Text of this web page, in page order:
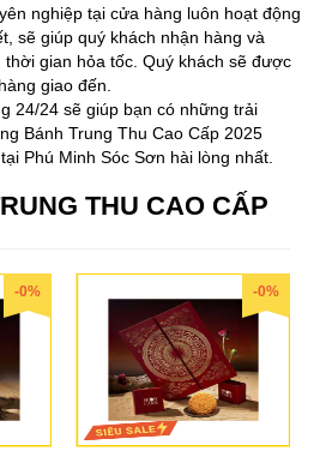
nghiệp tại cửa hàng luôn hoạt động
sẽ giúp quý khách nhận hàng và
gian hỏa tốc. Quý khách sẽ được
giao đến.
24/24 sẽ giúp bạn có những trải
Bánh Trung Thu Cao Cấp 2025
Phú Minh Sóc Sơn hài lòng nhất.
THU CAO CẤP
-0% -0%